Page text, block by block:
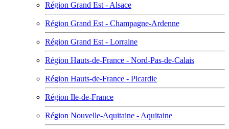
Région Grand Est - Alsace
Région Grand Est - Champagne-Ardenne
Région Grand Est - Lorraine
Région Hauts-de-France - Nord-Pas-de-Calais
Région Hauts-de-France - Picardie
Région Ile-de-France
Région Nouvelle-Aquitaine - Aquitaine